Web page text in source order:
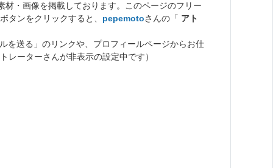
・画像を掲載しております。このページのフリー
タンをクリックすると、 pepemotoさんの「 アト
を送る」のリンクや、プロフィールページからお仕
レーターさんが非表示の設定中です）